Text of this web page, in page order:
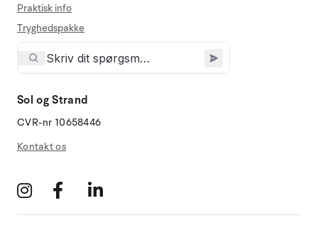
Praktisk info
Tryghedspakke
Sol og Strand
CVR-nr 10658446
Kontakt os